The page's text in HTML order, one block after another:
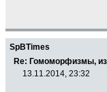
SpBTimes
Re: Гомоморфизмы,
13.11.2014, 23:32